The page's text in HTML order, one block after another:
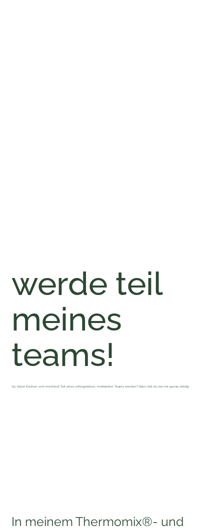
werde teil
meines
teams!
Du liebst Kochen und möchtest Teil eines erfolgreichen, motivierten Teams werden? Dann bist du bei mir genau richtig!
In meinem Thermomix®- und